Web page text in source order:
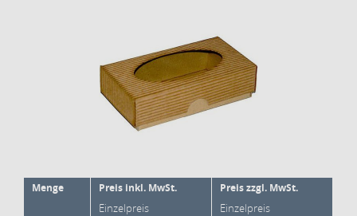
Menge Preis inkl. MwSt. Preis zzgl. MwSt.
Einzelpreis Einzelpreis